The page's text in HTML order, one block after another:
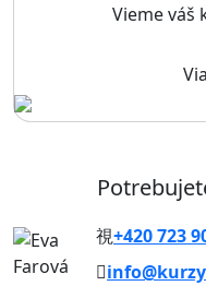
Vieme váš
+420 723